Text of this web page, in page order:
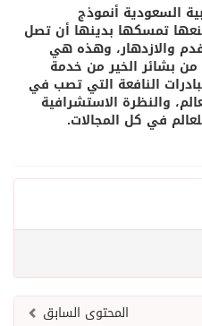
السعودية أنموذج
تمسكها بدينها أن تصل
والازدهار، وهذه هي
وما تحمله من بشائر الخير من خدمة
النافعة التي تصب في
والنظرة الاستشرافية
في كل المجالات.
المحتوى السابق